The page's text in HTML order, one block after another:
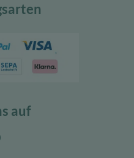
auf